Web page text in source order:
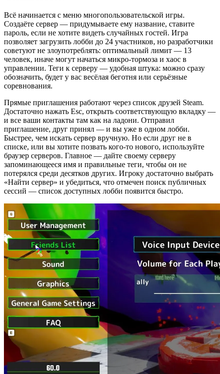
Всё начинается с меню многопользовательской игры.
Создаёте сервер — придумываете ему название, ставите
пароль, если не хотите видеть случайных гостей. Игра
позволяет загрузить лобби до 24 участников, но разработчики
советуют не злоупотреблять: оптимальный лимит — 13
человек, иначе могут начаться микро-тормоза и хаос в
управлении. Теги к серверу — удобная штука: можно сразу
обозначить, будет у вас весёлая беготня или серьёзные
соревнования.
Прямые приглашения работают через список друзей Steam.
Достаточно нажать Esc, открыть соответствующую вкладку —
и все ваши контакты там как на ладони. Отправил
приглашение, друг принял — и вы уже в одном лобби.
Быстрее, чем искать сервер вручную. Но если друг не в
списке, или вы хотите позвать кого-то нового, используйте
браузер серверов. Главное — дайте своему серверу
запоминающееся имя и правильные теги, чтобы он не
потерялся среди десятков других. Игроку достаточно выбрать
«Найти сервер» и убедиться, что отмечен поиск публичных
сессий — список доступных лобби появится быстро.